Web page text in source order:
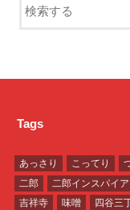
Tags
あっさり こってり
二郎
二郎インスパイア
吉祥寺
味噌 四谷三